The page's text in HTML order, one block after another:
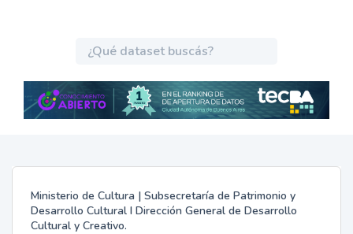
Ministerio de Cultura | Subsecretaría de Patrimonio y
Desarrollo Cultural I Dirección General de Desarrollo
Cultural y Creativo.